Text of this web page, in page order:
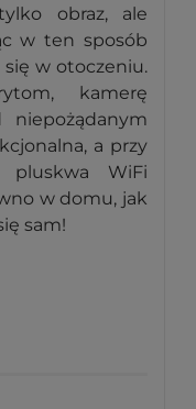
obraz, ale
w ten sposób
się w otoczeniu.
kamerę
a przy
WiFi
w domu, jak
sam!